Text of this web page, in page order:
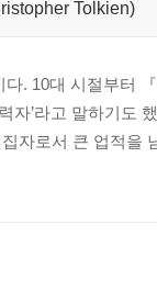
Tolkien)
. 10대 시절부터
자’라고 말하기도
자로서 큰 업적을